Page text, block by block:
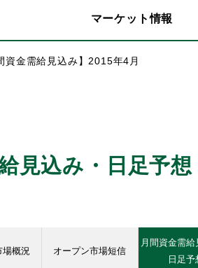
マーケット情報
資金需給見込み】2015年4月
見込み・日足予想
場概況 オープン市場短信
月間資金需給
日足予